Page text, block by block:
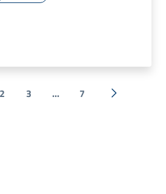
2 3 ... 7 Successiva